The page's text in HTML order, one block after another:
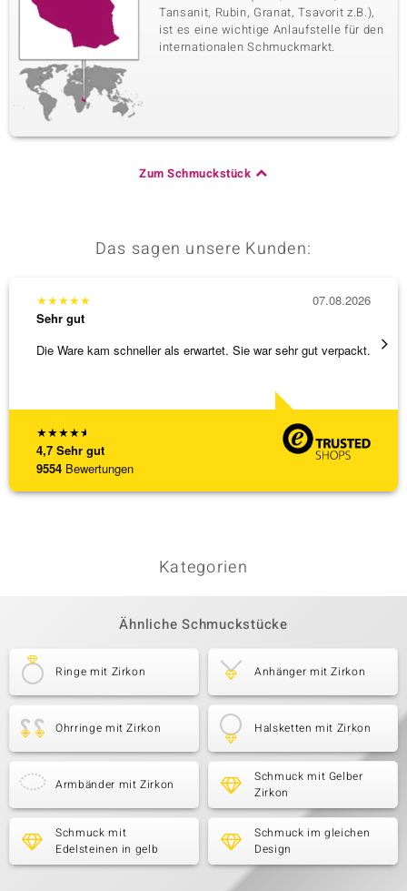
Tansanit, Rubin, Granat, Tsavorit z.B.),
ist es eine wichtige Anlaufstelle für den
internationalen Schmuckmarkt.
Zum Schmuckstück
Das sagen unsere Kunden:
★★★★★
4,7 Sehr gut
9554 Bewertungen
★★★★★
Sehr gut
Die Ware kam schneller als erwartet. Sie war sehr gut verpackt.
07.08.2026
Kategorien
Ähnliche Schmuckstücke
Ringe mit Zirkon Anhänger mit Zirkon
Ohrringe mit Zirkon Halsketten mit Zirkon
Armbänder mit Zirkon
Schmuck mit Gelber
Zirkon
Schmuck mit
Edelsteinen in gelb
Schmuck im gleichen
Design